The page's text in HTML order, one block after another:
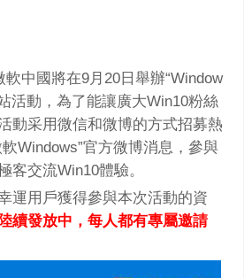
中國將在9月20日舉辦“Window
活動，為了能讓廣大Win10粉絲
動采用微信和微博的方式招募熱
Windows”官方微博消息，參與
客交流Win10體驗。
運用戶獲得參與本次活動的資
續發放中，每人都有專屬邀請